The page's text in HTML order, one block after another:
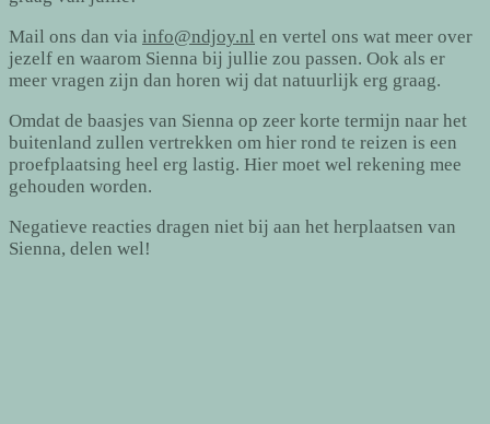
Mail ons dan via info@ndjoy.nl en vertel ons wat meer over
jezelf en waarom Sienna bij jullie zou passen. Ook als er
meer vragen zijn dan horen wij dat natuurlijk erg graag.
Omdat de baasjes van Sienna op zeer korte termijn naar het
buitenland zullen vertrekken om hier rond te reizen is een
proefplaatsing heel erg lastig. Hier moet wel rekening mee
gehouden worden.
Negatieve reacties dragen niet bij aan het herplaatsen van
Sienna, delen wel!